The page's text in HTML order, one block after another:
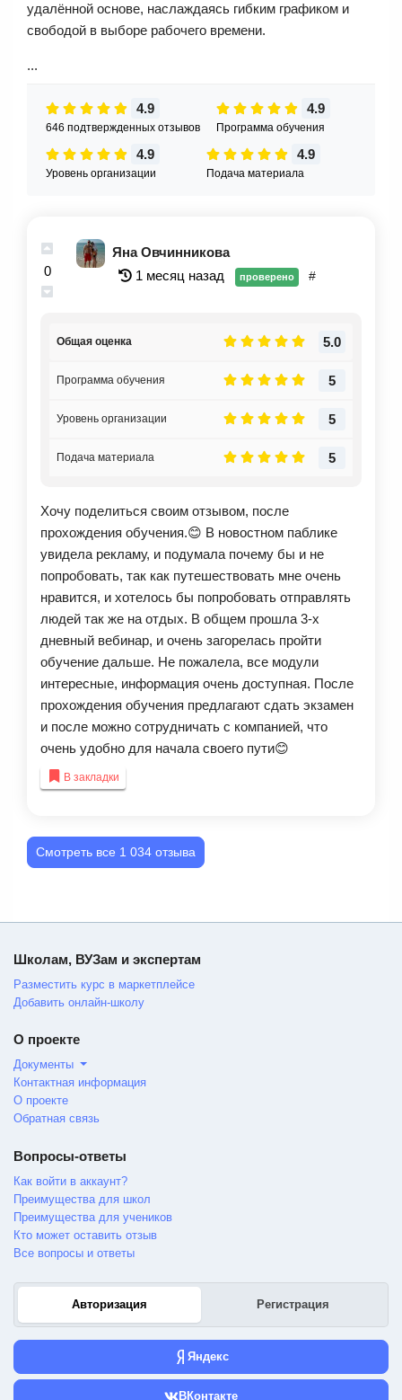
удалённой основе, наслаждаясь гибким графиком и
свободой в выборе рабочего времени.
...
4.9
646 подтвержденных отзывов
4.9
Программа обучения
4.9
Уровень организации
4.9
Подача материала
0
Яна Овчинникова
1 месяц назад
проверено #
5.0
Общая оценка
5
Программа обучения
5
Уровень организации
5
Подача материала
Хочу поделиться своим отзывом, после
прохождения обучения.😊 В новостном паблике
увидела рекламу, и подумала почему бы и не
попробовать, так как путешествовать мне очень
нравится, и хотелось бы попробовать отправлять
людей так же на отдых. В общем прошла 3-х
дневный вебинар, и очень загорелась пройти
обучение дальше. Не пожалела, все модули
интересные, информация очень доступная. После
прохождения обучения предлагают сдать экзамен
и после можно сотрудничать с компанией, что
очень удобно для начала своего пути😊
В закладки
Смотреть все 1 034 отзыва
Школам, ВУЗам и экспертам
Разместить курс в маркетплейсе
Добавить онлайн-школу
О проекте
Документы
Контактная информация
О проекте
Обратная связь
Вопросы-ответы
Как войти в аккаунт?
Преимущества для школ
Преимущества для учеников
Кто может оставить отзыв
Все вопросы и ответы
Авторизация Регистрация
Яндекс
ВКонтакте